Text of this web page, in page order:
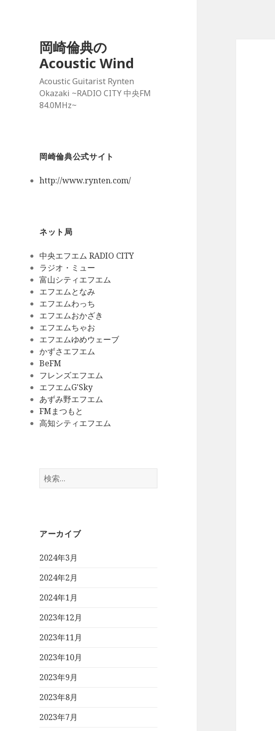
岡崎倫典の
Acoustic Wind
Acoustic Guitarist Rynten
Okazaki ~RADIO CITY 中央FM
84.0MHz~
岡崎倫典公式サイト
http://www.rynten.com/
ネット局
中央エフエム RADIO CITY
ラジオ・ミュー
富山シティエフエム
エフエムとなみ
エフエムわっち
エフエムおかざき
エフエムちゃお
エフエムゆめウェーブ
かずさエフエム
BeFM
フレンズエフエム
エフエムG'Sky
あずみ野エフエム
FMまつもと
高知シティエフエム
検
索:
アーカイブ
2024年3月
2024年2月
2024年1月
2023年12月
2023年11月
2023年10月
2023年9月
2023年8月
2023年7月